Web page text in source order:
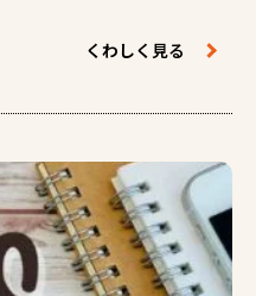
くわしく見る